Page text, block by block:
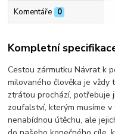
Komentáře 0
Kompletní
Cestou zármutku Návrat k
milovaného člověka je vždy
ztrátou prochází, potřebuje
zoufalství, kterým musíme
nenabídnou útěchu, ale